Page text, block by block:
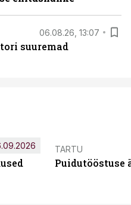
06.08.26, 13:07
suuremad
TARTU
Puidutööstuse